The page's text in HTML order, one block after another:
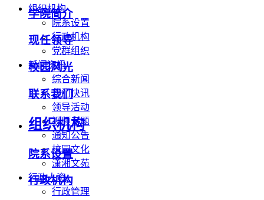
组织机构
院系设置
行政机构
党群组织
新闻资讯
综合新闻
部门快讯
领导活动
视频专题
通知公告
校园文化
潇湘文苑
行政人资
行政管理
学院简介
现任领导
校园风光
联系我们
组织机构
院系设置
行政机构